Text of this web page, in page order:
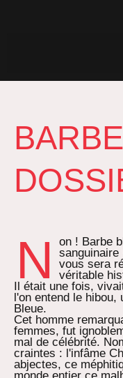
N
on ! Barbe
vous sera
véritable
Il était une fois,
l'on entend le
Bleue.
Cet homme
femmes, fut
mal de célébrité.
craintes : l'infâme
abjectes, ce